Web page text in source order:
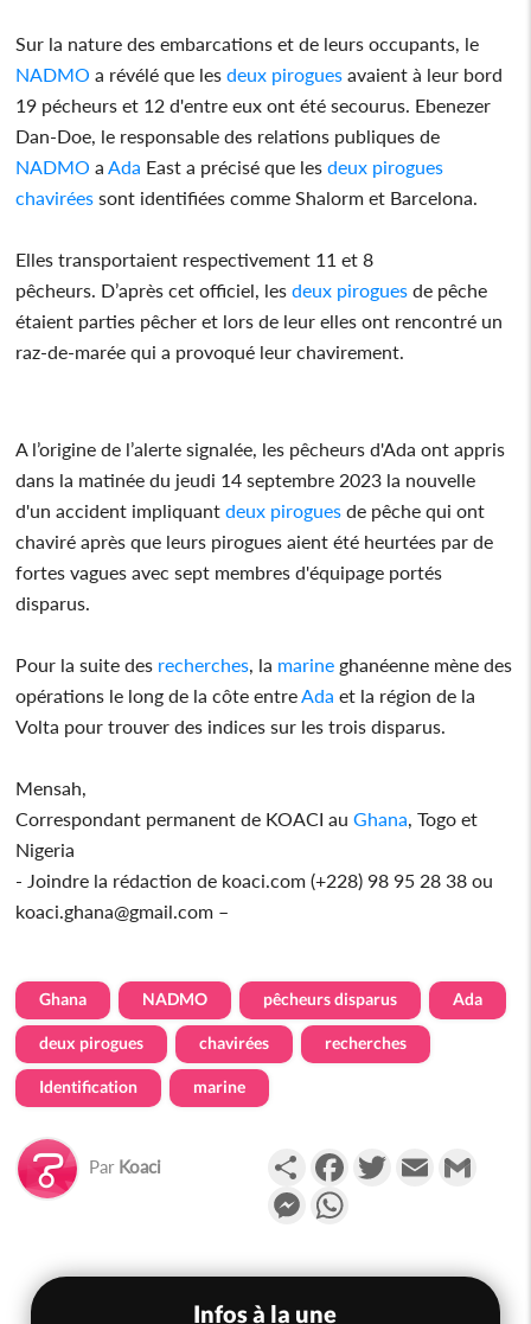
Sur la nature des embarcations et de leurs occupants, le
NADMO a révélé que les deux pirogues avaient à leur bord
19 pécheurs et 12 d'entre eux ont été secourus. Ebenezer
Dan-Doe, le responsable des relations publiques de
NADMO a Ada East a précisé que les deux pirogues
chavirées sont identifiées comme Shalorm et Barcelona.
Elles transportaient respectivement 11 et 8
pêcheurs. D’après cet officiel, les deux pirogues de pêche
étaient parties pêcher et lors de leur elles ont rencontré un
raz-de-marée qui a provoqué leur chavirement.
A l’origine de l’alerte signalée, les pêcheurs d'Ada ont appris
dans la matinée du jeudi 14 septembre 2023 la nouvelle
d'un accident impliquant deux pirogues de pêche qui ont
chaviré après que leurs pirogues aient été heurtées par de
fortes vagues avec sept membres d'équipage portés
disparus.
Pour la suite des recherches , la marine ghanéenne mène des
opérations le long de la côte entre Ada et la région de la
Volta pour trouver des indices sur les trois disparus.
Mensah,
Correspondant permanent de KOACI auGhana , Togo et
Nigeria
- Joindre la rédaction de koaci.com (+228) 98 95 28 38 ou
koaci.ghana@gmail.com –
Ghana NADMO pêcheurs disparus Ada
deux pirogues chavirées recherches
Identification marine
Par Koaci PartagerFacebookTwitterEmail
Messenger
Infos à la une